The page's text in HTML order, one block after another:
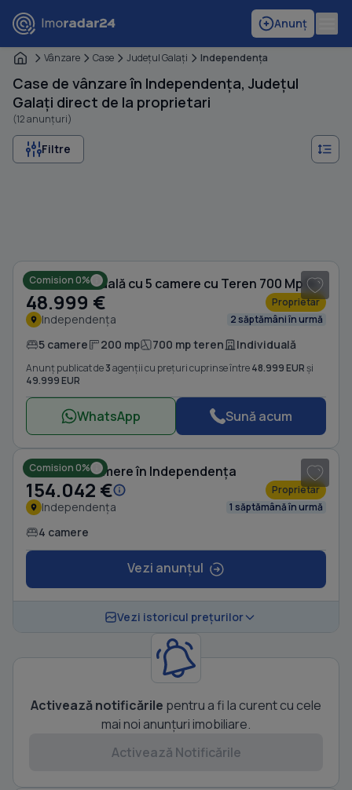
Anunț
Vânzare Case Judeţul Galaţi Independenţa
Case de vânzare în Independența, Județul
Galați direct de la proprietari
(12 anunțuri)
Filtre
Comision 0% Casă individuală cu 5 camere cu Teren 700 Mp în Independența
48.999 € Proprietar
Independența 2 săptămâni în urmă
5 camere 200 mp 700 mp teren Individuală
Anunț publicat de3agenții cu prețuri cuprinse între48.999 EURși
49.999 EUR
WhatsApp Sună acum
Comision 0%
Casă cu 4 camere în Independența
154.042 € Proprietar
Independența 1 săptămână în urmă
4 camere
Vezi anunțul
Vezi istoricul prețurilor
Activează notificările pentru a fi la curent cu cele
mai noi anunțuri imobiliare.
Activează Notificările